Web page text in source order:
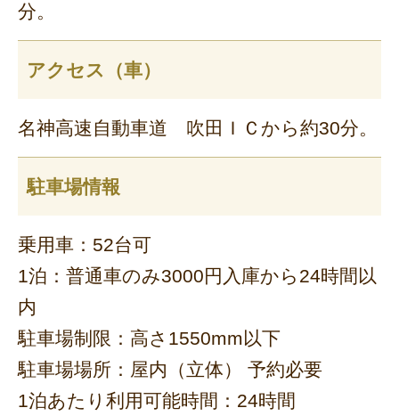
分。
アクセス（車）
名神高速自動車道 吹田ＩＣから約30分。
駐車場情報
乗用車：52台可
1泊：普通車のみ3000円入庫から24時間以
内
駐車場制限：高さ1550mm以下
駐車場場所：屋内（立体） 予約必要
1泊あたり利用可能時間：24時間